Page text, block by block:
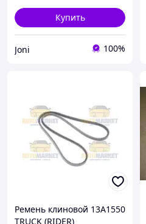
Купить
Joni 100%
Ремень клиновой 13A1550
TRUCK (RIDER)